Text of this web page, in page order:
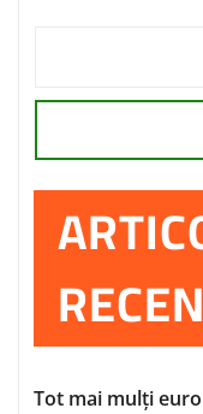
Tot mai mulți